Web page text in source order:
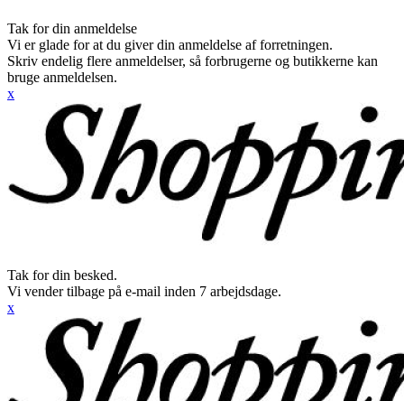
Tak for din anmeldelse
Vi er glade for at du giver din anmeldelse af forretningen.
Skriv endelig flere anmeldelser, så forbrugerne og butikkerne kan
bruge anmeldelsen.
x
Tak for din besked.
Vi vender tilbage på e-mail inden 7 arbejdsdage.
x